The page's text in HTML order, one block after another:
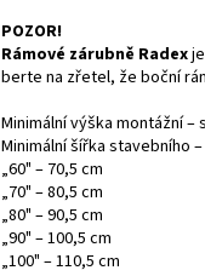
POZOR!
Rámové zárubně Radex
berte na zřetel, že boční
Minimální výška montážní –
Minimální šířka stavebního
„60" – 70,5 cm
„70" – 80,5 cm
„80" – 90,5 cm
„90" – 100,5 cm
„100" – 110,5 cm